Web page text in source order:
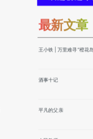
王小铁 | 万里难寻“橙花
酒事十记
平凡的父亲
最新文章